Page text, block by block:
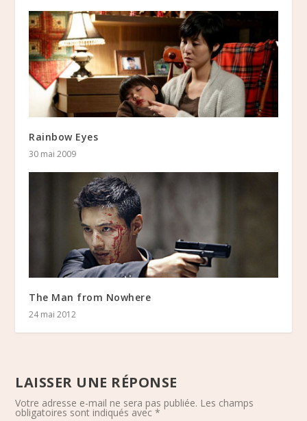
Rainbow Eyes
30 mai 2009
The Man from Nowhere
24 mai 2012
LAISSER UNE RÉPONSE
Votre adresse e-mail ne sera pas publiée. Les champs
obligatoires sont indiqués avec*